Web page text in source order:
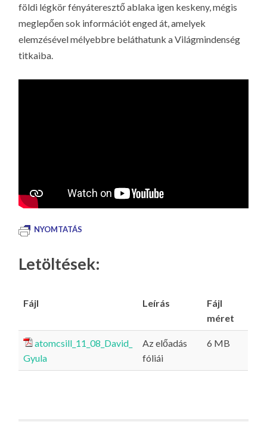
földi légkör fényáteresztőablaka igen keskeny, mégis
meglepően sok információt enged át, amelyek
elemzésével mélyebbre beláthatunk a Világmindenség
titkaiba.
NYOMTATÁS
Letöltések:
Fájl Leírás
Fájl
méret
atomcsill_11_08_David_
Gyula
Az előadás
fóliái
6 MB